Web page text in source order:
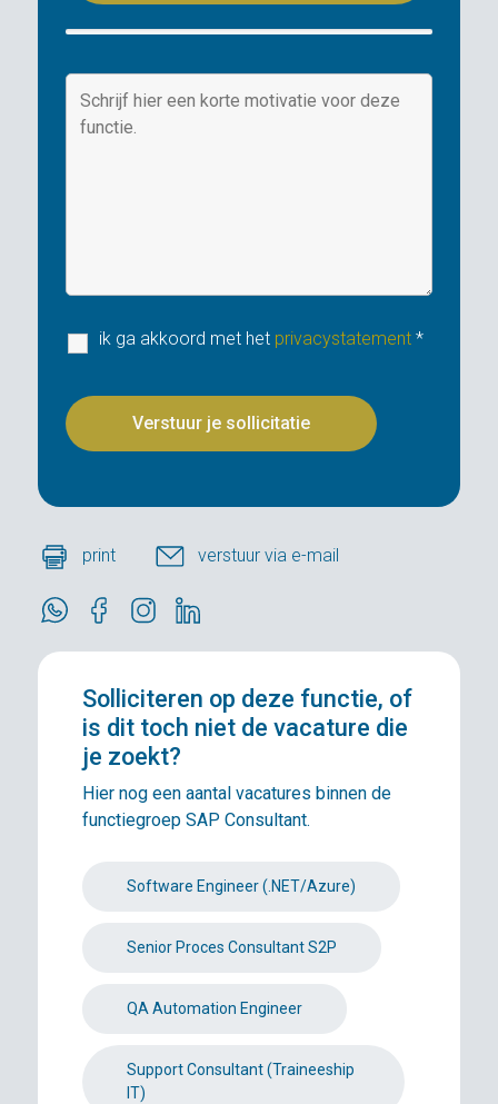
ik ga akkoord met het privacystatement*
print verstuur via e-mail
Solliciteren op deze functie, of
is dit toch niet de vacature die
je zoekt?
Hier nog een aantal vacatures binnen de
functiegroep SAP Consultant.
Software Engineer (.NET/Azure)
Senior Proces Consultant S2P
QA Automation Engineer
Support Consultant (Traineeship
IT)